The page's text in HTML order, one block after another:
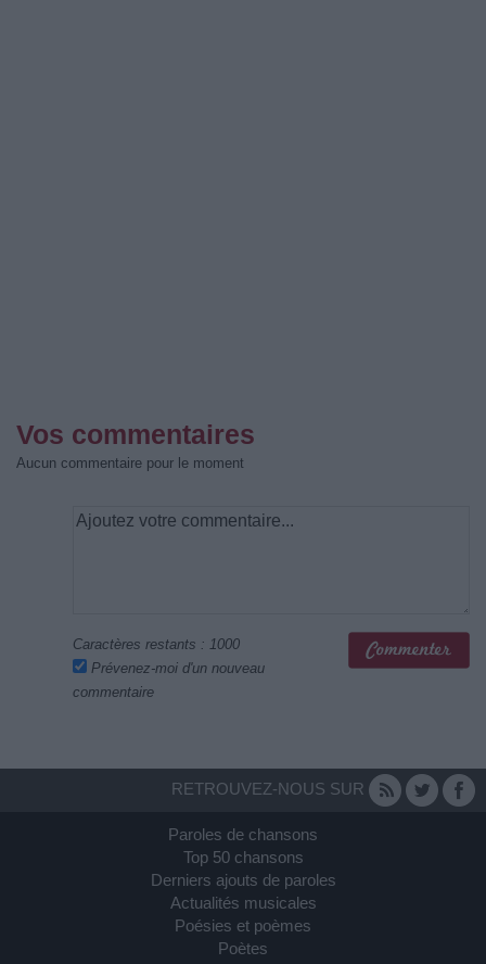
Vos commentaires
Aucun commentaire pour le moment
Caractères restants : 1000
Prévenez-moi d'un nouveau
commentaire
RETROUVEZ-NOUS SUR
Paroles de chansons
Top 50 chansons
Derniers ajouts de paroles
Actualités musicales
Poésies et poèmes
Poètes